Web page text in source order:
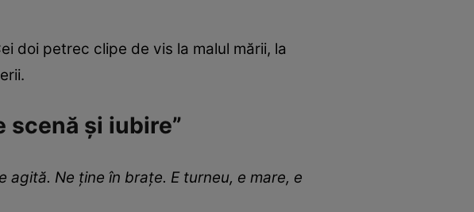
doi petrec clipe de vis la malul mării, la
scenă și iubire”
Ne ține în brațe. E turneu, e mare, e